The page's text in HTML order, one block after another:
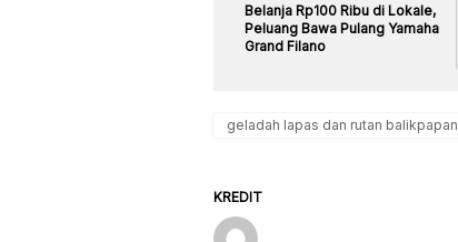
Belanja Rp100 Ribu di Lokale,
Peluang Bawa Pulang Yamaha
Grand Filano
geladah lapas dan rutan balikpapan
KREDIT